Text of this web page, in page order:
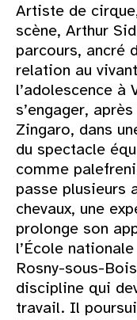
Artiste de
scène, Arthur
parcours, ancré
relation au
l’adolescence à
s’engager,
Zingaro, dans
du spectacle
comme
passe plusieurs
chevaux, une
prolonge son
l’École
Rosny-sous-
discipline qui
travail. Il